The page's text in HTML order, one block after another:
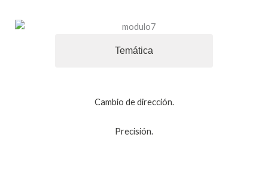
Temática
Cambio de dirección.
Precisión.